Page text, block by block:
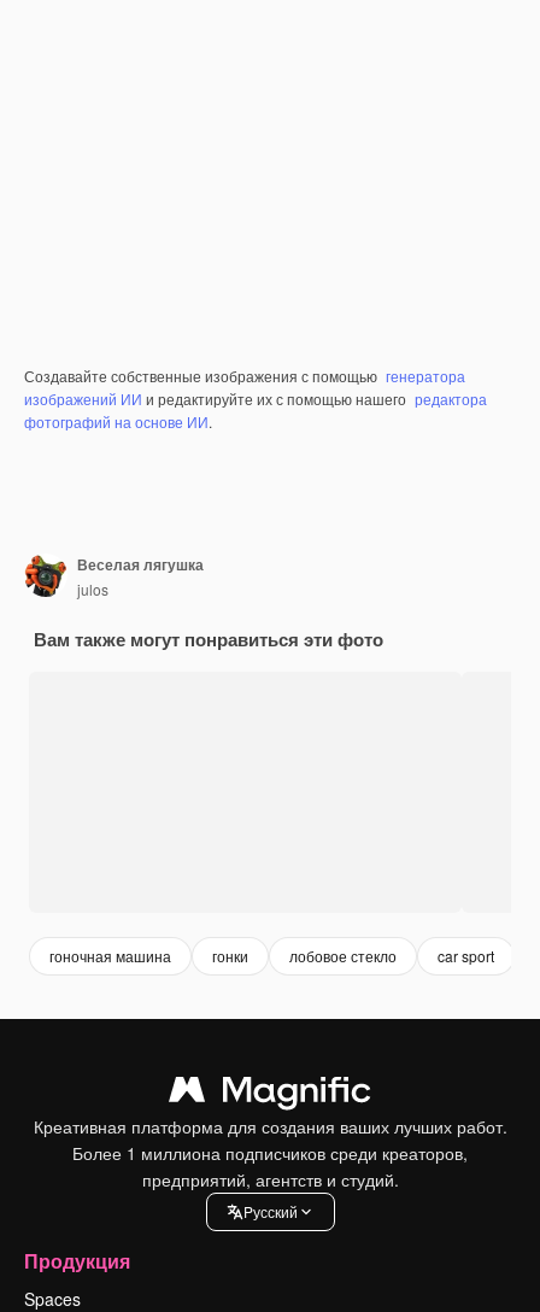
Создавайте собственные изображения с помощью генератора
изображений ИИ и редактируйте их с помощью нашего редактора
фотографий на основе ИИ.
Веселая лягушка
julos
Вам также могут понравиться эти фото
гоночная машина гонки лобовое стекло car sport
Креативная платформа для создания ваших лучших работ.
Более 1 миллиона подписчиков среди креаторов,
предприятий, агентств и студий.
Pусский
Продукция
Spaces